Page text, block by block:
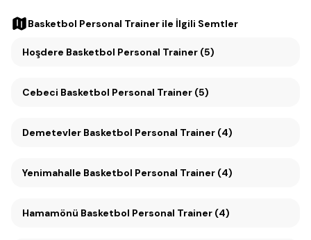
Basketbol Personal Trainer ile İlgili Semtler
Hoşdere Basketbol Personal Trainer (5)
Cebeci Basketbol Personal Trainer (5)
Demetevler Basketbol Personal Trainer (4)
Yenimahalle Basketbol Personal Trainer (4)
Hamamönü Basketbol Personal Trainer (4)